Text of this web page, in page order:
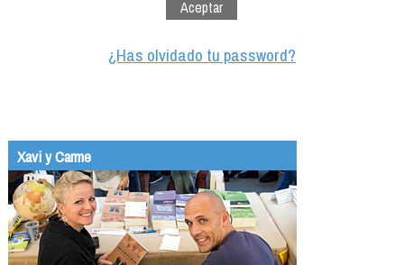
¿Has olvidado tu password?
Xavi y Carme